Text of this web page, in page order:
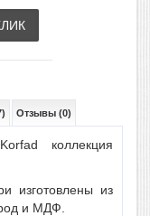
Отзывы (0)
коллекция
изготовлены из
и МДФ.